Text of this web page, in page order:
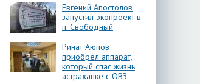
Евгений Апостолов
запустил экопроект в
п. Свободный
Ринат Аюпов
приобрел аппарат,
который спас жизнь
астраханке с ОВЗ